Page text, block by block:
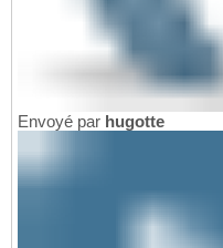
Envoyé par hugotte